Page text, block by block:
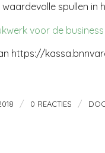
spullen in
voor de
https://
/ 0 REACTIES /